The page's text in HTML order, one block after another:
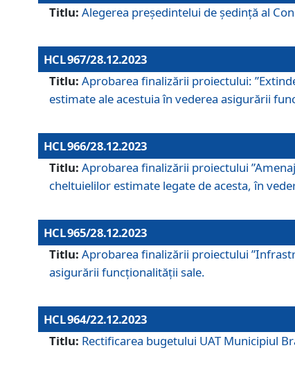
Titlu: Alegerea preşedintelui de şedinţă al
HCL 967/28.12.2023
Titlu: Aprobarea finalizării proiectului:
estimate ale acestuia în vederea asigurării
HCL 966/28.12.2023
Titlu: Aprobarea finalizării proiectului
cheltuielilor estimate legate de acesta, în
HCL 965/28.12.2023
Titlu: Aprobarea finalizării proiectului
asigurării funcționalității sale.
HCL 964/22.12.2023
Titlu: Rectificarea bugetului UAT Municipiul